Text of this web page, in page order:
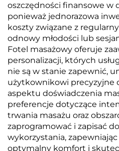
oszczędności finansowe w
ponieważ jednorazowa
koszty związane z
odnowy młodości lub
Fotel masażowy oferuje
personalizacji, których
nie są w stanie zapewnić,
użytkownikowi precyzyjne
aspektu doświadczenia
preferencje dotyczące
trwania masażu oraz
zaprogramować i zapisać
wykorzystania,
optymalny komfort i